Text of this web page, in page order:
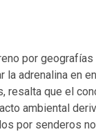
por
la adrenalina en
resalta que el
ambiental
por senderos